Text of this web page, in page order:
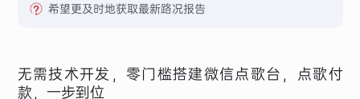
希望更及时地获取最新路况报告
无需技术开发，零门槛搭建微信点歌台，点歌付
款，一步到位